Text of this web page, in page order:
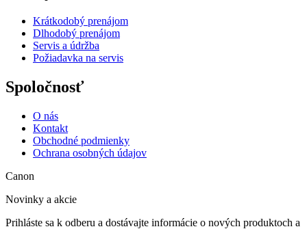
Krátkodobý prenájom
Dlhodobý prenájom
Servis a údržba
Požiadavka na servis
Spoločnosť
O nás
Kontakt
Obchodné podmienky
Ochrana osobných údajov
Canon
Novinky a akcie
Prihláste sa k odberu a dostávajte informácie o nových produktoch a